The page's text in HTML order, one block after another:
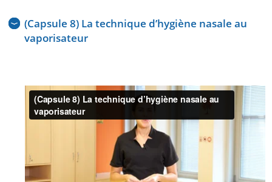
(Capsule 8) La technique d’hygiène nasale au
vaporisateur